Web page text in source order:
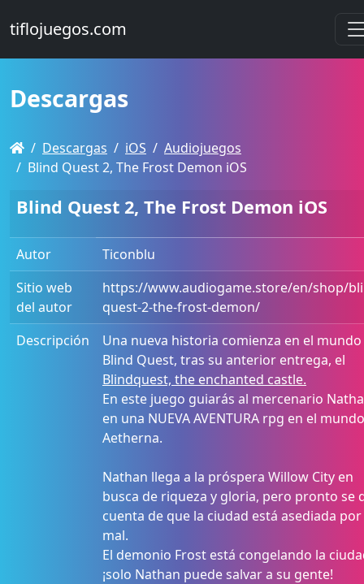
tiflojuegos.com
Descargas
Descargas iOS
Audiojuegos
Blind Quest 2, The Frost Demon iOS
Blind Quest 2, The Frost Demon iOS
Autor
Ticonblu
Sitio web
del autor
https://www.audiogame.store/en/shop/
quest-2-the-frost-demon/
Descripción
Una nueva historia comienza en el
Blind Quest, tras su anterior entrega, el
Blindquest, the enchanted castle.
En este juego guiarás al mercenario
en una NUEVA AVENTURA rpg en el
Aetherna.
Nathan llega a la próspera Willow City en
busca de riqueza y gloria, pero pronto se
cuenta de que la ciudad está asediada
mal.
El demonio Frost está congelando la
¡solo Nathan puede salvar a su gente!